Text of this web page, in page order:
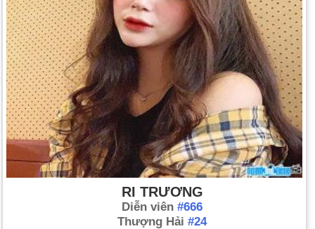
RI TRƯƠNG
Diễn viên #666
Thượng Hải #24